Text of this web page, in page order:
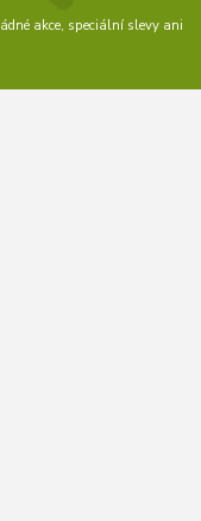
akce, speciální slevy ani